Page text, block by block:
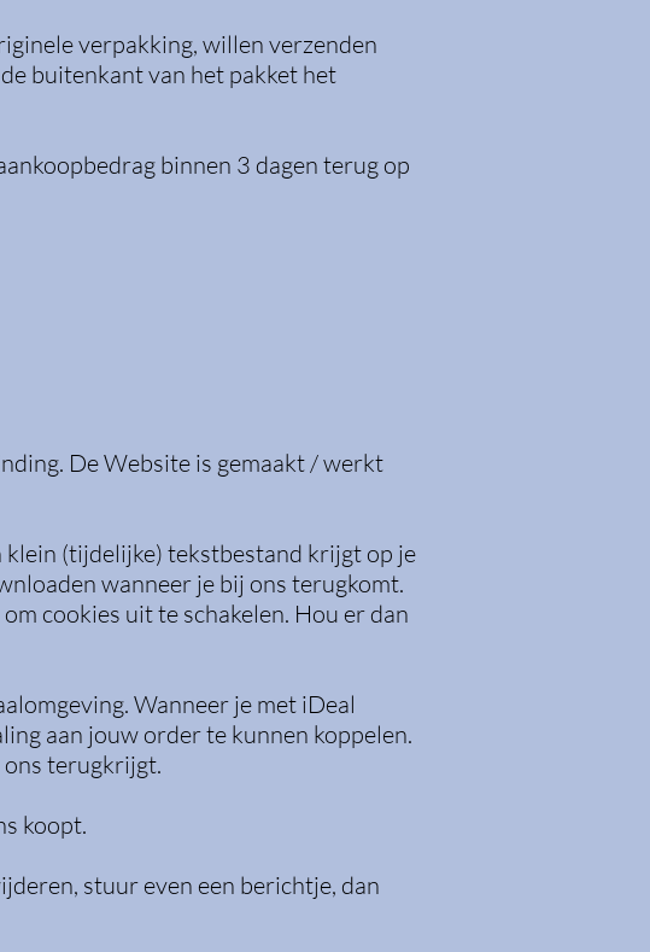
verpakking, willen verzenden
buitenkant van het pakket het
binnen 3 dagen terug op
De Website is gemaakt / werkt
klein (tijdelijke) tekstbestand krijgt op je
wanneer je bij ons terugkomt.
cookies uit te schakelen. Hou er dan
Wanneer je met iDeal
aan jouw order te kunnen koppelen.
ons terugkrijgt.
koopt.
stuur even een berichtje, dan